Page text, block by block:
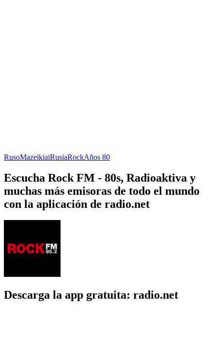
RusoMazeikiaiRusiaRockAños 80
Escucha Rock FM - 80s, Radioaktiva y
muchas más emisoras de todo el mundo
con la aplicación de radio.net
Descarga la app gratuita: radio.net